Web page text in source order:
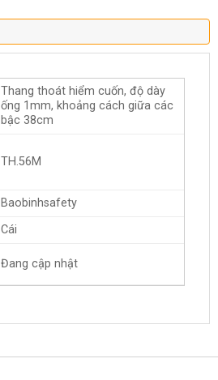
Thang thoát hiểm cuốn, độ dày
ống 1mm, khoảng cách giữa các
bậc 38cm
TH.56M
Baobinhsafety
Cái
Đang cập nhật